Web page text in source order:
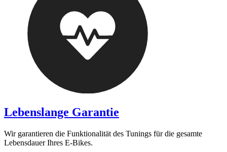
Lebenslange Garantie
Wir garantieren die Funktionalität des Tunings für die gesamte
Lebensdauer Ihres E-Bikes.